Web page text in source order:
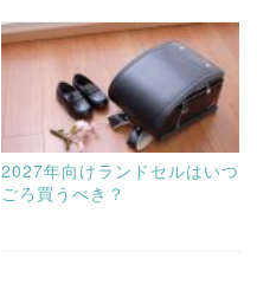
2027年向けランドセルはいつ
ごろ買うべき？